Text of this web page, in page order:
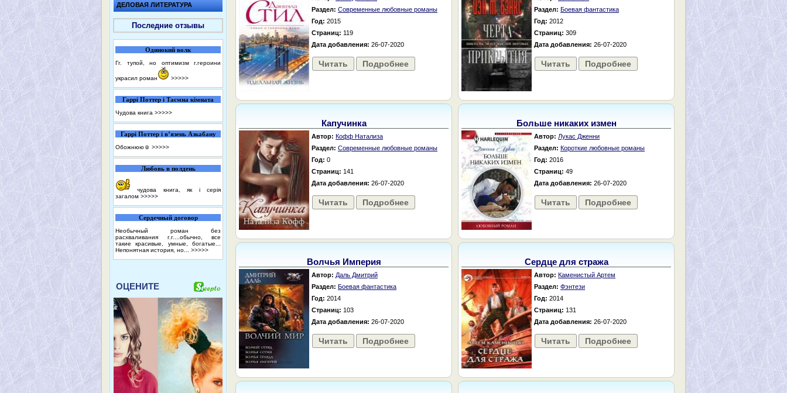
ДЕЛОВАЯ ЛИТЕРАТУРА
Последние отзывы
Одинокий волк
Гг. тупой, но оптимизм г.героини
украсил роман >>>>>
Гаррі Поттер і Таємна кімната
Чудова книга >>>>>
Гаррі Поттер і в’язень Азкабану
Обожнюю☺️ >>>>>
Любовь в полдень
чудова книга, як і серія
загалом >>>>>
Сердечный договор
Необычный роман без
расхваливания г.г....обычно, все
такие красивые, умные, богатые...
Непонятная история, но... >>>>>
ОЦЕНИТЕ
Раздел: Современные любовные романы
Год: 2015
Страниц: 119
Дата добавления: 26-07-2020
Читать Подробнее
Раздел: Боевая фантастика
Год: 2012
Страниц: 309
Дата добавления: 26-07-2020
Читать Подробнее
Капучинка
Автор: Кофф Натализа
Раздел: Современные любовные романы
Год: 0
Страниц: 141
Дата добавления: 26-07-2020
Читать Подробнее
Больше никаких измен
Автор: Лукас Дженни
Раздел: Короткие любовные романы
Год: 2016
Страниц: 49
Дата добавления: 26-07-2020
Читать Подробнее
Волчья Империя
Автор: Даль Дмитрий
Раздел: Боевая фантастика
Год: 2014
Страниц: 103
Дата добавления: 26-07-2020
Читать Подробнее
Сердце для стража
Автор: Каменистый Артем
Раздел: Фэнтези
Год: 2014
Страниц: 131
Дата добавления: 26-07-2020
Читать Подробнее